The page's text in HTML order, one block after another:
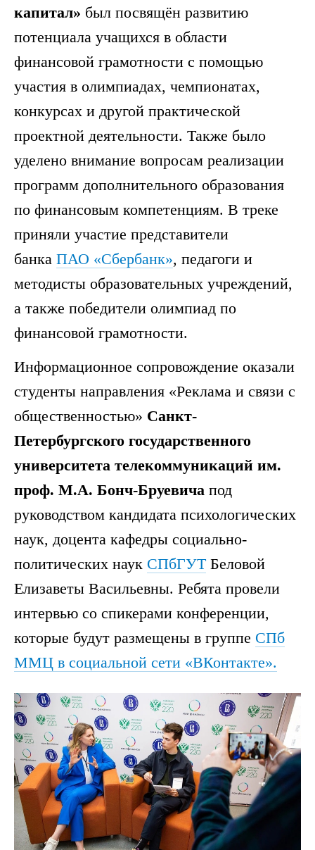
капитал» был посвящён развитию
потенциала учащихся в области
финансовой грамотности с помощью
участия в олимпиадах, чемпионатах,
конкурсах и другой практической
проектной деятельности. Также было
уделено внимание вопросам реализации
программ дополнительного образования
по финансовым компетенциям. В треке
приняли участие представители
банка ПАО «Сбербанк», педагоги и
методисты образовательных учреждений,
а также победители олимпиад по
финансовой грамотности.
Информационное сопровождение оказали
студенты направления «Реклама и связи с
общественностью» Санкт-
Петербургского государственного
университета телекоммуникаций им.
проф. М.А. Бонч-Бруевича под
руководством кандидата психологических
наук, доцента кафедры социально-
политических наук СПбГУТ Беловой
Елизаветы Васильевны. Ребята провели
интервью со спикерами конференции,
которые будут размещены в группе СПб
ММЦ в социальной сети «ВКонтакте».